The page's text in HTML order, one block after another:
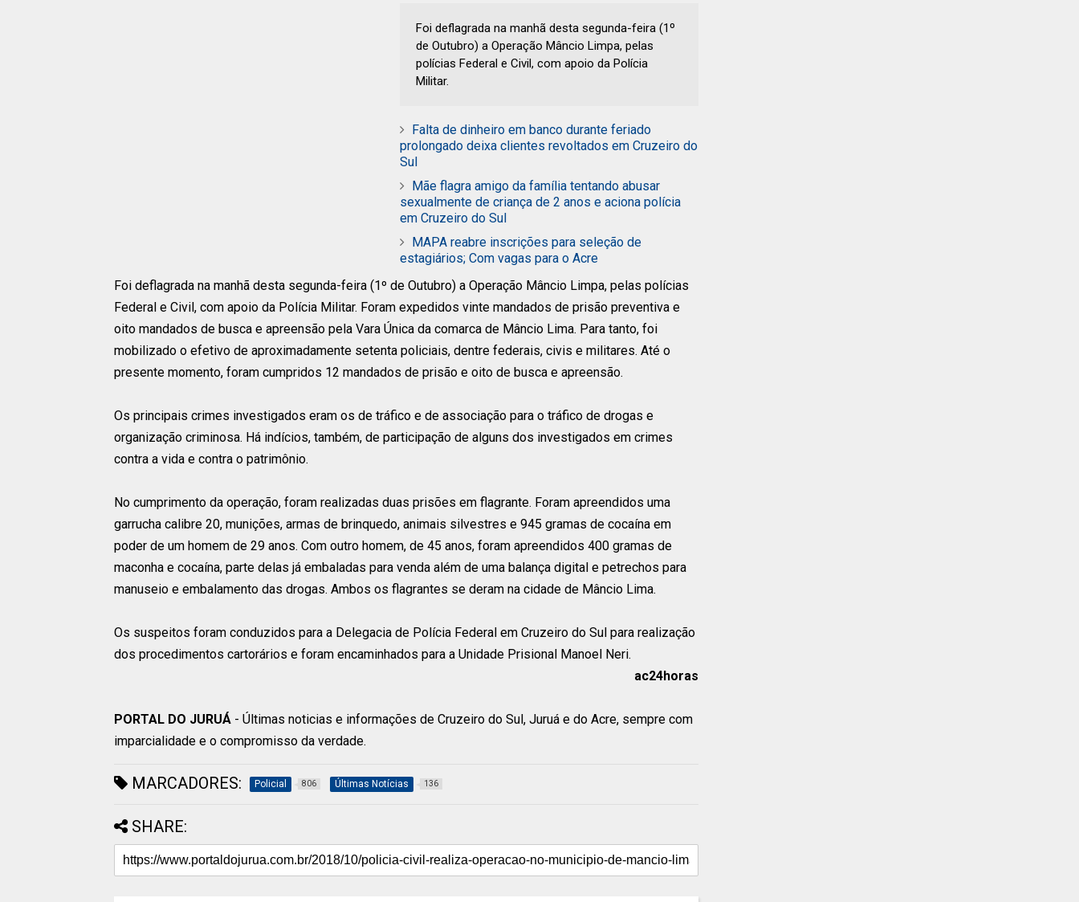
Foi deflagrada na manhã desta segunda-feira (1º
de Outubro) a Operação Mâncio Limpa, pelas
polícias Federal e Civil, com apoio da Polícia
Militar.
Falta de dinheiro em banco durante feriado
prolongado deixa clientes revoltados em Cruzeiro do
Sul
Mãe flagra amigo da família tentando abusar
sexualmente de criança de 2 anos e aciona polícia
em Cruzeiro do Sul
MAPA reabre inscrições para seleção de
estagiários; Com vagas para o Acre
Foi deflagrada na manhã desta segunda-feira (1º de Outubro) a Operação Mâncio Limpa, pelas polícias
Federal e Civil, com apoio da Polícia Militar. Foram expedidos vinte mandados de prisão preventiva e
oito mandados de busca e apreensão pela Vara Única da comarca de Mâncio Lima. Para tanto, foi
mobilizado o efetivo de aproximadamente setenta policiais, dentre federais, civis e militares. Até o
presente momento, foram cumpridos 12 mandados de prisão e oito de busca e apreensão.
Os principais crimes investigados eram os de tráfico e de associação para o tráfico de drogas e
organização criminosa. Há indícios, também, de participação de alguns dos investigados em crimes
contra a vida e contra o patrimônio.
No cumprimento da operação, foram realizadas duas prisões em flagrante. Foram apreendidos uma
garrucha calibre 20, munições, armas de brinquedo, animais silvestres e 945 gramas de cocaína em
poder de um homem de 29 anos. Com outro homem, de 45 anos, foram apreendidos 400 gramas de
maconha e cocaína, parte delas já embaladas para venda além de uma balança digital e petrechos para
manuseio e embalamento das drogas. Ambos os flagrantes se deram na cidade de Mâncio Lima.
Os suspeitos foram conduzidos para a Delegacia de Polícia Federal em Cruzeiro do Sul para realização
dos procedimentos cartorários e foram encaminhados para a Unidade Prisional Manoel Neri.
ac24horas
PORTAL DO JURUÁ - Últimas noticias e informações de Cruzeiro do Sul, Juruá e do Acre, sempre com
imparcialidade e o compromisso da verdade.
MARCADORES: Policial 806 Últimas Notícias 136
SHARE: